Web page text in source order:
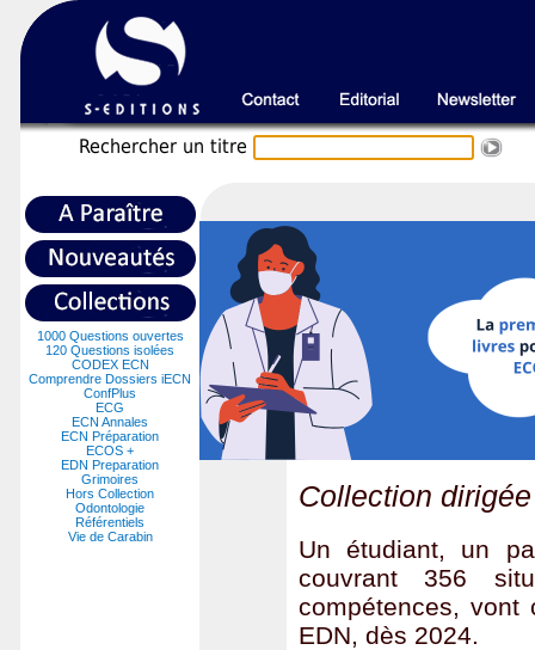
Rechercher un titre
1000 Questions ouvertes
120 Questions isolées
CODEX ECN
Comprendre Dossiers iECN
ConfPlus
ECG
ECN Annales
ECN Préparation
ECOS +
EDN Preparation
Grimoires
Hors Collection
Odontologie
Référentiels
Vie de Carabin
Collection
Un étudiant, un
couvrant 356
compétences, vont
EDN, dès 2024.